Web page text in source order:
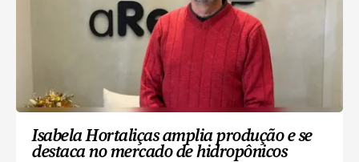
Isabela Hortaliças amplia produção e se
destaca no mercado de hidropônicos